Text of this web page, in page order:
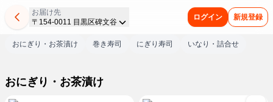
お届け先
〒154-0011 目黒区碑文谷
ログイン 新規登録
おにぎり・お茶漬け 巻き寿司 にぎり寿司 いなり・詰合せ
おにぎり・お茶漬け